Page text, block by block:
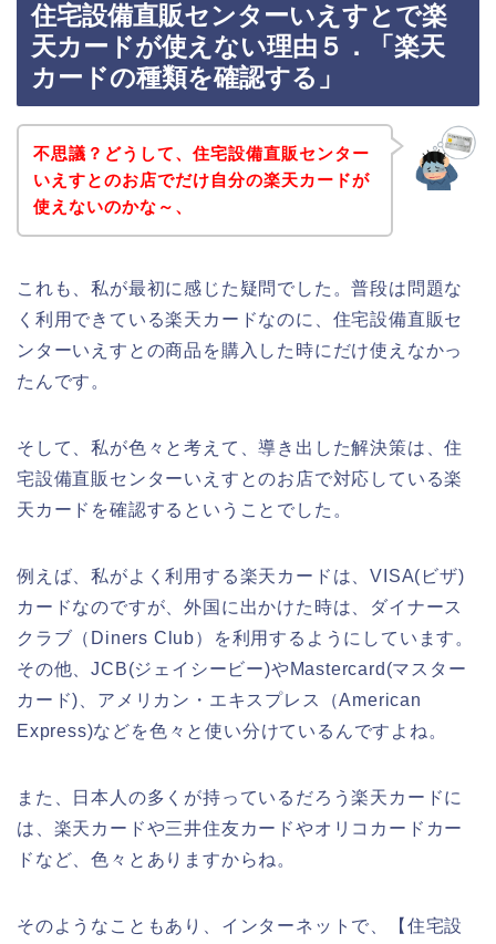
住宅設備直販センターいえすとで楽
天カードが使えない理由５．「楽天
カードの種類を確認する」
不思議？どうして、住宅設備直販センター
いえすとのお店でだけ自分の楽天カードが
使えないのかな～、
これも、私が最初に感じた疑問でした。普段は問題な
く利用できている楽天カードなのに、住宅設備直販セ
ンターいえすとの商品を購入した時にだけ使えなかっ
たんです。
そして、私が色々と考えて、導き出した解決策は、住
宅設備直販センターいえすとのお店で対応している楽
天カードを確認するということでした。
例えば、私がよく利用する楽天カードは、VISA(ビザ)
カードなのですが、外国に出かけた時は、ダイナース
クラブ（Diners Club）を利用するようにしています。
その他、JCB(ジェイシービー)やMastercard(マスター
カード)、アメリカン・エキスプレス（American
Express)などを色々と使い分けているんですよね。
また、日本人の多くが持っているだろう楽天カードに
は、楽天カードや三井住友カードやオリコカードカー
ドなど、色々とありますからね。
そのようなこともあり、インターネットで、【住宅設